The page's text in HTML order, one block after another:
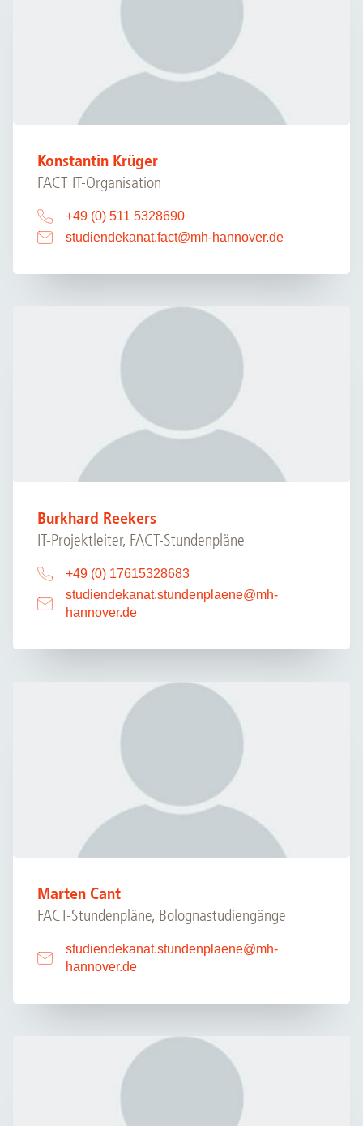
Konstantin Krüger
FACT IT-Organisation
+49 (0) 511 5328690
studiendekanat.fact@mh-hannover.de
Burkhard Reekers
IT-Projektleiter, FACT-Stundenpläne
+49 (0) 17615328683
studiendekanat.stundenplaene@mh-
hannover.de
Marten Cant
FACT-Stundenpläne, Bolognastudiengänge
studiendekanat.stundenplaene@mh-
hannover.de